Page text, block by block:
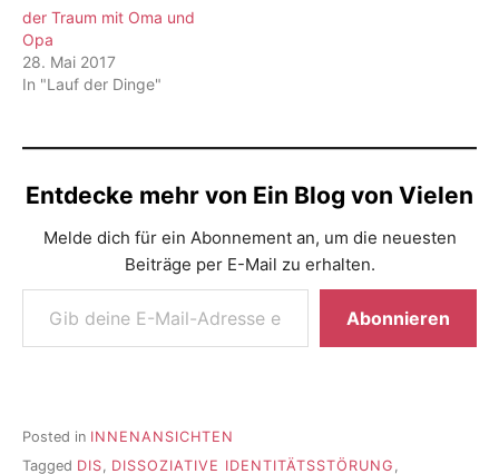
der Traum mit Oma und
Opa
28. Mai 2017
In "Lauf der Dinge"
Entdecke mehr von Ein Blog von Vielen
Melde dich für ein Abonnement an, um die neuesten
Beiträge per E-Mail zu erhalten.
Gib deine E-Mail-Adresse ein ...
Abonnieren
Posted in INNENANSICHTEN
Tagged DIS, DISSOZIATIVE IDENTITÄTSSTÖRUNG ,